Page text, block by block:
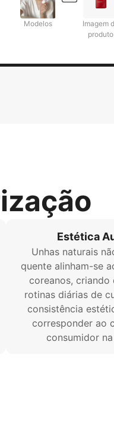
Modelos
Imagem
produto
Estética
Unhas naturais
quente alinham-se
coreanos,
rotinas diárias de
consistência
corresponder ao
consumidor